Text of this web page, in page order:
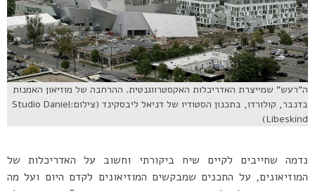
ה”רעש” שמייצרת האדריכלות האקסטרווגנטית. ההרחבה של מוזיאון האמנות
בדנבר, קולורדו, בתכנון הסטודיו של דניאל ליבסקינד (צילום:Studio Daniel
Libeskind)
נדמה שחייבים לקיים שיח ביקורתי וחשוב על האדריכלות של
המוזיאונים, על התכנים שמבקשים המוזיאונים לקדם היום ועל מה